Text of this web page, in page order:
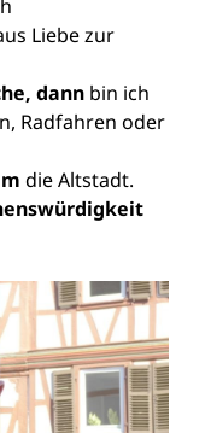
Liebe zur
dann bin ich
Radfahren oder
die Altstadt.